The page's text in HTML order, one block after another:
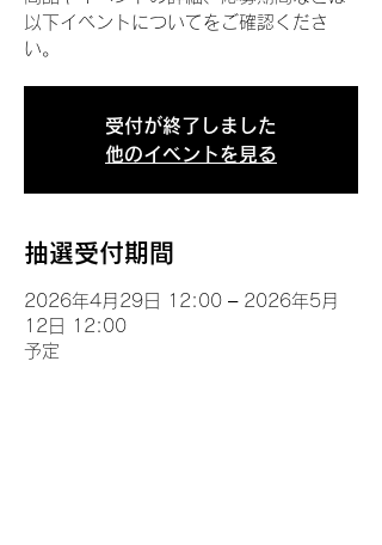
以下イベントについてをご確認くださ
い。
受付が終了しました
他のイベントを見る
抽選受付期間
2026年4月29日 12:00 – 2026年5月
12日 12:00
予定